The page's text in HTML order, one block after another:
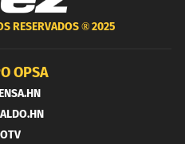
RESERVADOS ®2025
OPSA